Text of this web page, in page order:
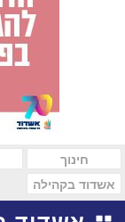
חינוך
אשדוד בקהילה